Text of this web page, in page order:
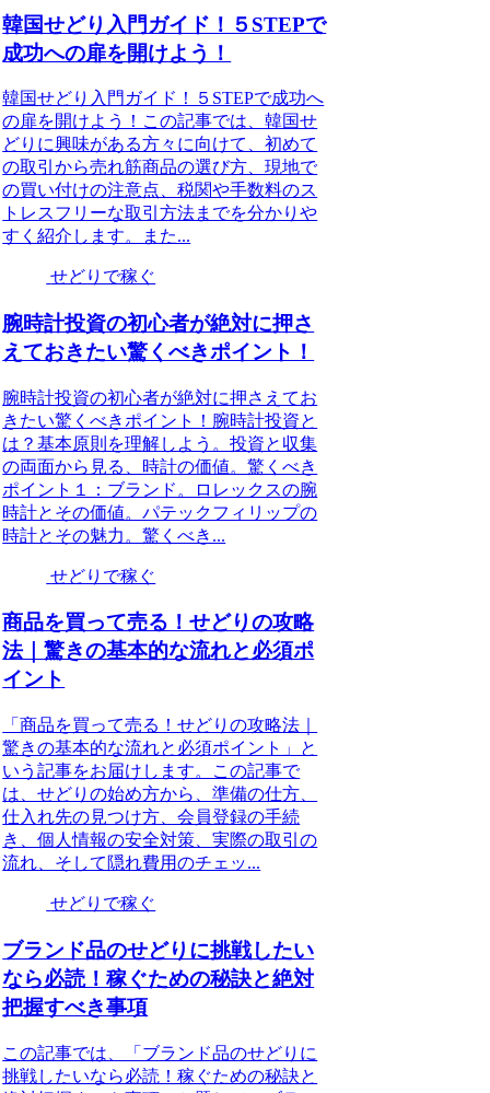
韓国せどり入門ガイド！５STEPで
成功への扉を開けよう！
韓国せどり入門ガイド！５STEPで成功へ
の扉を開けよう！この記事では、韓国せ
どりに興味がある方々に向けて、初めて
の取引から売れ筋商品の選び方、現地で
の買い付けの注意点、税関や手数料のス
トレスフリーな取引方法までを分かりや
すく紹介します。また...
せどりで稼ぐ
腕時計投資の初心者が絶対に押さ
えておきたい驚くべきポイント！
腕時計投資の初心者が絶対に押さえてお
きたい驚くべきポイント！腕時計投資と
は？基本原則を理解しよう。投資と収集
の両面から見る、時計の価値。驚くべき
ポイント１：ブランド。ロレックスの腕
時計とその価値。パテックフィリップの
時計とその魅力。驚くべき...
せどりで稼ぐ
商品を買って売る！せどりの攻略
法｜驚きの基本的な流れと必須ポ
イント
「商品を買って売る！せどりの攻略法｜
驚きの基本的な流れと必須ポイント」と
いう記事をお届けします。この記事で
は、せどりの始め方から、準備の仕方、
仕入れ先の見つけ方、会員登録の手続
き、個人情報の安全対策、実際の取引の
流れ、そして隠れ費用のチェッ...
せどりで稼ぐ
ブランド品のせどりに挑戦したい
なら必読！稼ぐための秘訣と絶対
把握すべき事項
この記事では、「ブランド品のせどりに
挑戦したいなら必読！稼ぐための秘訣と